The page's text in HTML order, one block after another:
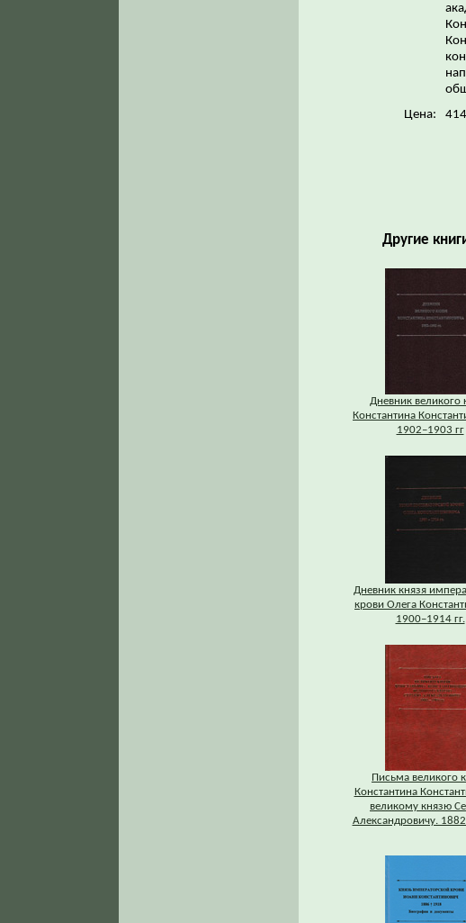
Цена:
Другие
Дневник великого
Константина
1902–1903 гг
Дневник князя
крови Олега
1900–1914 гг.
Письма великого
Константина
великому князю
Александровичу.